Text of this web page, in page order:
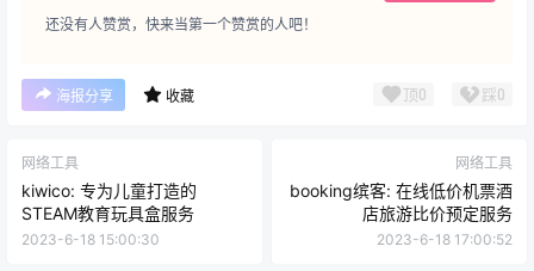
还没有人赞赏，快来当第一个赞赏的人吧！
海报分享 收藏 顶0 踩0
网络工具
kiwico: 专为儿童打造的
STEAM教育玩具盒服务
2023-6-18 15:00:30
网络工具
booking缤客: 在线低价机票酒
店旅游比价预定服务
2023-6-18 17:00:52